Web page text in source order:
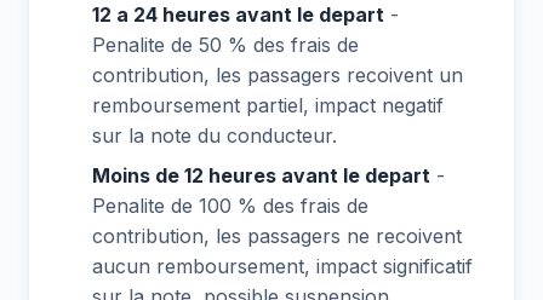
12 a 24 heures avant le depart -
Penalite de 50 % des frais de
contribution, les passagers recoivent un
remboursement partiel, impact negatif
sur la note du conducteur.
Moins de 12 heures avant le depart -
Penalite de 100 % des frais de
contribution, les passagers ne recoivent
aucun remboursement, impact significatif